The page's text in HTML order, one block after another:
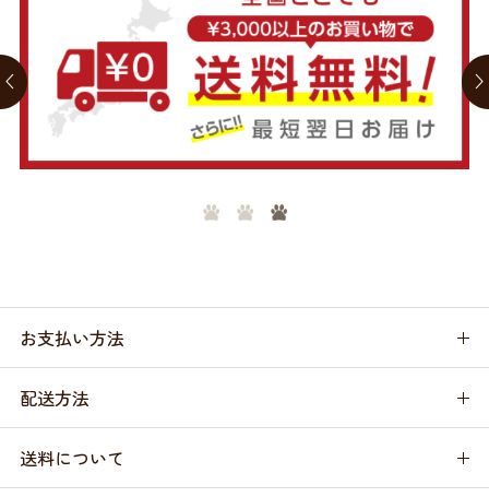
お支払い方法
配送方法
送料について